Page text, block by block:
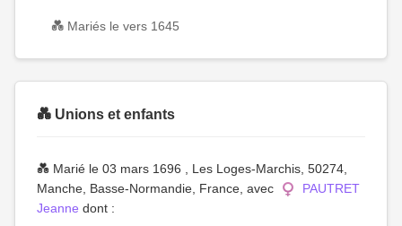
💑 Mariés le vers 1645
💑 Unions et enfants
💑 Marié le 03 mars 1696 , Les Loges-Marchis, 50274,
Manche, Basse-Normandie, France, avec
PAUTRET
Jeanne dont :